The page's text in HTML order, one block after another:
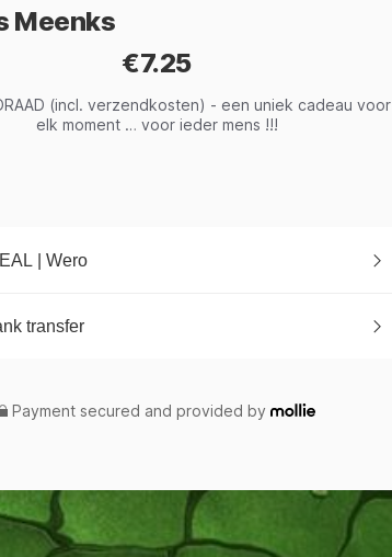
Meenks
€7.25
(incl. verzendkosten) - een uniek cadeau voor
elk moment … voor ieder mens !!!
| Wero
transfer
Payment secured and provided by